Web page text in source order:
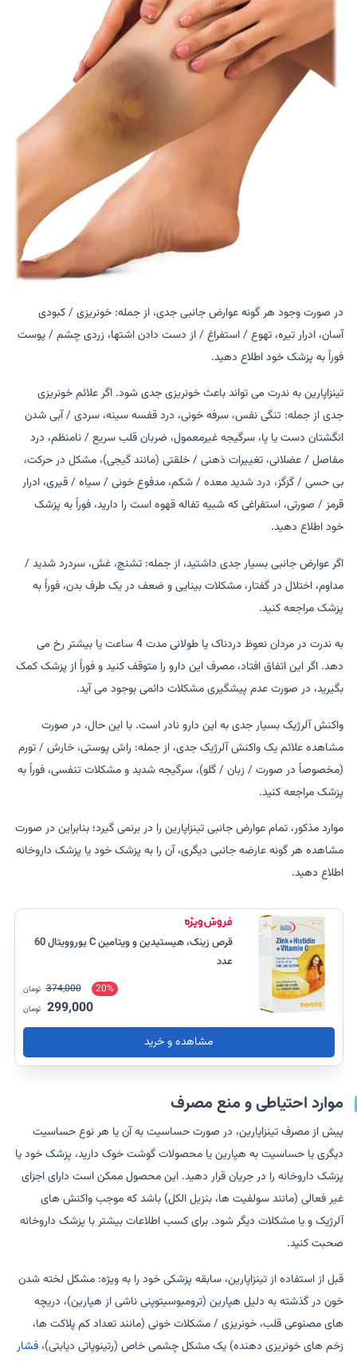
در صورت وجود هر گونه عوارض جانبی جدی، از جمله: خونریزی / کبودی
آسان، ادرار تیره، تهوع / استفراغ / از دست دادن اشتها، زردی چشم / پوست
فوراً به پزشک خود اطلاع دهید.
تینزاپارین به ندرت می تواند باعث خونریزی جدی شود. اگر علائم خونریزی
جدی از جمله: تنگی نفس، سرفه خونی، درد قفسه سینه، سردی / آبی شدن
انگشتان دست یا پا، سرگیجه غیرمعمول، ضربان قلب سریع / نامنظم، درد
مفاصل / عضلانی، تغییرات ذهنی / خلقتی (مانند گیجی)، مشکل در حرکت،
بی حسی / گزگز، درد شدید معده / شکم، مدفوع خونی / سیاه / قیری، ادرار
قرمز / صورتی، استفراغی که شبیه تفاله قهوه است را دارید، فوراً به پزشک
خود اطلاع دهید.
اگر عوارض جانبی بسیار جدی داشتید، از جمله: تشنج، غش، سردرد شدید /
مداوم، اختلال در گفتار، مشکلات بینایی و ضعف در یک طرف بدن، فوراً به
پزشک مراجعه کنید.
به ندرت در مردان نعوظ دردناک یا طولانی مدت 4 ساعت یا بیشتر رخ می
دهد. اگر این اتفاق افتاد، مصرف این دارو را متوقف کنید و فوراً از پزشک کمک
بگیرید، در صورت عدم پیشگیری مشکلات دائمی بوجود می آید.
واکنش آلرژیک بسیار جدی به این دارو نادر است. با این حال، در صورت
مشاهده علائم یک واکنش آلرژیک جدی، از جمله: راش پوستی، خارش / تورم
(مخصوصاً در صورت / زبان / گلو)، سرگیجه شدید و مشکلات تنفسی، فوراً به
پزشک مراجعه کنید.
موارد مذکور، تمام عوارض جانبی تینزاپارین را در برنمی گیرد؛ بنابراین در صورت
مشاهده هر گونه عارضه جانبی دیگری، آن را به پزشک خود یا پزشک داروخانه
اطلاع دهید.
قرص زینک، هیستیدین و ویتامین C یوروویتال 60
عدد
20%
374,000 تومان
299,000 تومان
مشاهده و خرید
موارد احتیاطی و منع مصرف
پیش از مصرف تینزاپارین، در صورت حساسیت به آن یا هر نوع حساسیت
دیگری یا حساسیت به هپارین یا محصولات گوشت خوک دارید، پزشک خود یا
پزشک داروخانه را در جریان قرار دهید. این محصول ممکن است دارای اجزای
غیر فعالی (مانند سولفیت ها، بنزیل الکل) باشد که موجب واکنش های
آلرژیک و یا مشکلات دیگر شود. برای کسب اطلاعات بیشتر با پزشک داروخانه
صحبت کنید.
قبل از استفاده از تینزاپارین، سابقه پزشکی خود را به ویژه: مشکل لخته شدن
خون در گذشته به دلیل هپارین (ترومبوسیتوپنی ناشی از هپارین)، دریچه
های مصنوعی قلب، خونریزی / مشکلات خونی (مانند تعداد کم پلاکت ها،
زخم های خونریزی دهنده) یک مشکل چشمی خاص (رتینوپاتی دیابتی)،فشار